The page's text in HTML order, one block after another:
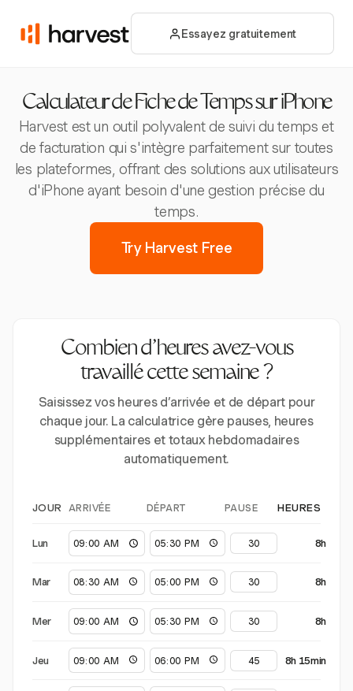
Essayez gratuitement
Calculateur de Fiche de Temps sur iPhone
Harvest est un outil polyvalent de suivi du temps et
de facturation qui s'intègre parfaitement sur toutes
les plateformes, offrant des solutions aux utilisateurs
d'iPhone ayant besoin d'une gestion précise du
temps.
Try Harvest Free
Combien d’heures avez-vous
travaillé cette semaine ?
Saisissez vos heures d’arrivée et de départ pour
chaque jour. La calculatrice gère pauses, heures
supplémentaires et totaux hebdomadaires
automatiquement.
JOUR ARRIVÉE DÉPART PAUSE HEURES
Lun 8h
Mar 8h
Mer 8h
Jeu 8h 15min